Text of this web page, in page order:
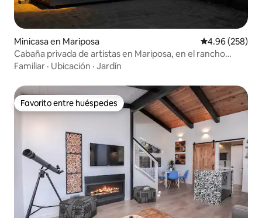
Minicasa en Mariposa Calificación
4.96 (258)
Cabaña privada de artistas en Mariposa, en el rancho
Yosemite
Familiar · Ubicación · Jardín
Favorito entre huéspedes
Favorito entre huéspedes